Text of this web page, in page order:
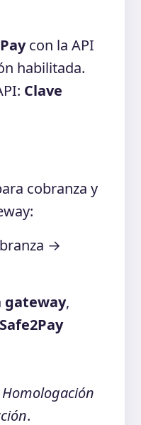
con la API
habilitada.
Clave
cobranza y
→
gateway,
Homologación
.